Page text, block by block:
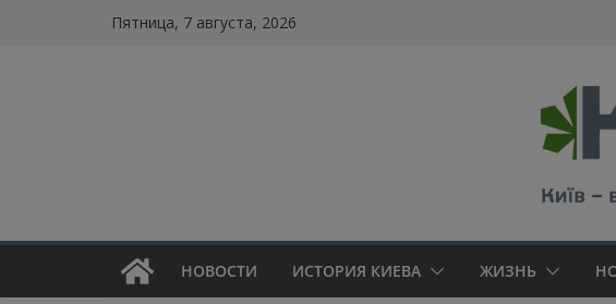
Пятница, 7 августа, 2026
НОВОСТИ ИСТОРИЯ КИЕВА ЖИЗНЬ